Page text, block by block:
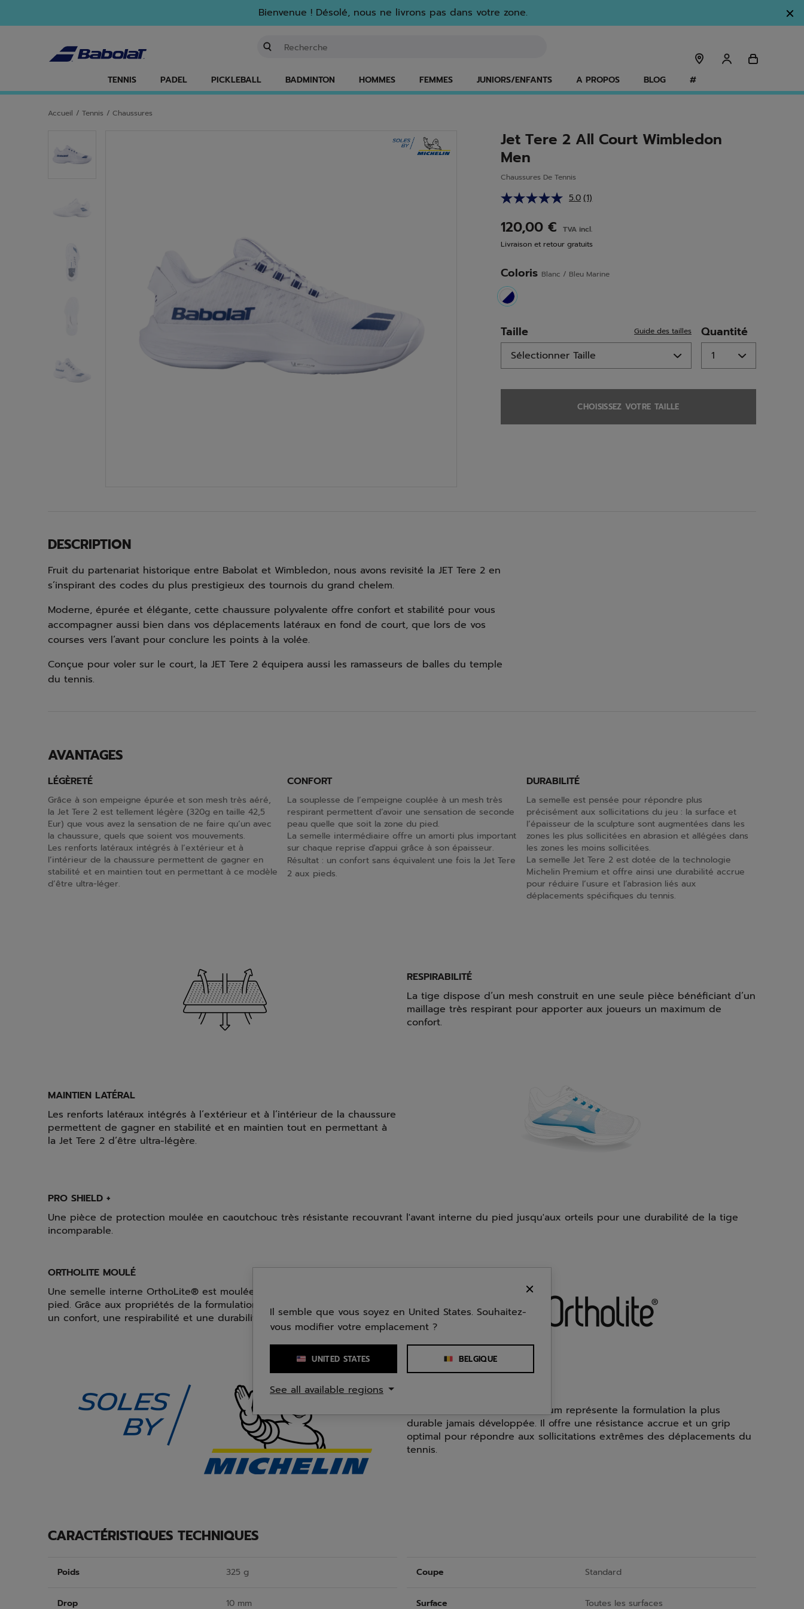
Bienvenue ! Désolé, nous ne livrons pas dans votre zone.
TENNIS PADEL PICKLEBALL BADMINTON HOMMES FEMMES JUNIORS/ENFANTS A PROPOS BLOG #
Accueil / Tennis / Chaussures
Jet Tere 2 All Court Wimbledon
Men
Chaussures De Tennis
5.0 Lire
Lien
sur
la
page.
(1)
120,00 €
TVA incl.
Livraison et retour gratuits
Coloris Blanc / Bleu Marine
selected
Taille Guide des tailles Quantité
CHOISISSEZ VOTRE TAILLE
DESCRIPTION
Fruit du partenariat historique entre Babolat et Wimbledon, nous avons revisité la JET Tere 2 en
s’inspirant des codes du plus prestigieux des tournois du grand chelem.
Moderne, épurée et élégante, cette chaussure polyvalente offre confort et stabilité pour vous
accompagner aussi bien dans vos déplacements latéraux en fond de court, que lors de vos
courses vers l’avant pour conclure les points à la volée.
Conçue pour voler sur le court, la JET Tere 2 équipera aussi les ramasseurs de balles du temple
du tennis.
AVANTAGES
LÉGÈRETÉ
Grâce à son empeigne épurée et son mesh très aéré,
la Jet Tere 2 est tellement légère (320g en taille 42,5
Eur) que vous avez la sensation de ne faire qu’un avec
la chaussure, quels que soient vos mouvements.
Les renforts latéraux intégrés à l’extérieur et à
l’intérieur de la chaussure permettent de gagner en
stabilité et en maintien tout en permettant à ce modèle
d’être ultra-léger.
CONFORT
La souplesse de l’empeigne couplée à un mesh très
respirant permettent d’avoir une sensation de seconde
peau quelle que soit la zone du pied.
La semelle intermédiaire offre un amorti plus important
sur chaque reprise d'appui grâce à son épaisseur.
Résultat : un confort sans équivalent une fois la Jet Tere
2 aux pieds.
DURABILITÉ
La semelle est pensée pour répondre plus
précisément aux sollicitations du jeu : la surface et
l’épaisseur de la sculpture sont augmentées dans les
zones les plus sollicitées en abrasion et allégées dans
les zones les moins sollicitées.
La semelle Jet Tere 2 est dotée de la technologie
Michelin Premium et offre ainsi une durabilité accrue
pour réduire l’usure et l’abrasion liés aux
déplacements spécifiques du tennis.
RESPIRABILITÉ
La tige dispose d’un mesh construit en une seule pièce bénéficiant d’un
maillage très respirant pour apporter aux joueurs un maximum de
confort.
MAINTIEN LATÉRAL
Les renforts latéraux intégrés à l’extérieur et à l’intérieur de la chaussure
permettent de gagner en stabilité et en maintien tout en permettant à
la Jet Tere 2 d’être ultra-légère.
PRO SHIELD +
Une pièce de protection moulée en caoutchouc très résistante recouvrant l'avant interne du pied jusqu'aux orteils pour une durabilité de la tige
incomparable.
ORTHOLITE MOULÉ
Une semelle interne OrthoLite® est moulée pour épouser la forme du
pied. Grâce aux propriétés de la formulation de la mousse elle procure
un confort, une respirabilité et une durabilité exceptionnelle.
Le caoutchouc Michelin Premium représente la formulation la plus
durable jamais développée. Il offre une résistance accrue et un grip
optimal pour répondre aux sollicitations extrêmes des déplacements du
tennis.
CARACTÉRISTIQUES TECHNIQUES
Poids 325 g Coupe Standard
Drop 10 mm Surface Toutes les surfaces
Il semble que vous soyez en United States. Souhaitez-
vous modifier votre emplacement ?
UNITED STATES BELGIQUE
See all available regions